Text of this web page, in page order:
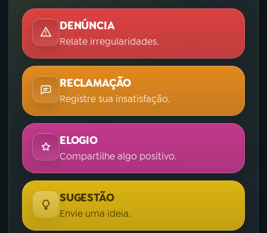
DENÚNCIA
Relate irregularidades.
RECLAMAÇÃO
Registre sua insatisfação.
ELOGIO
Compartilhe algo positivo.
SUGESTÃO
Envie uma ideia.